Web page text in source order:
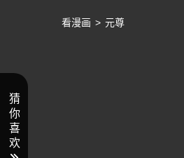
看漫画 > 元尊
猜
你
喜
欢